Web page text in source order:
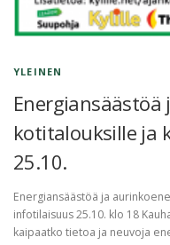
YLEINEN
kotitalouksille ja
25.10.
Energiansäästöä ja
infotilaisuus 25.10. klo 18
kaipaatko tietoa ja neuvoja